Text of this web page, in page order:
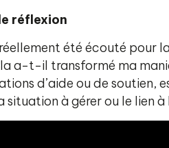
réflexion
été écouté pour
a-t-il transformé ma
d’aide ou de soutien,
situation à gérer ou le lien